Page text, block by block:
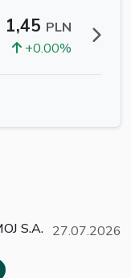
1,45 PLN
+0.00%
S.A. 27.07.2026